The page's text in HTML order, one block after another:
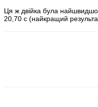
Ця ж двійка була
20,70 с (найкращий